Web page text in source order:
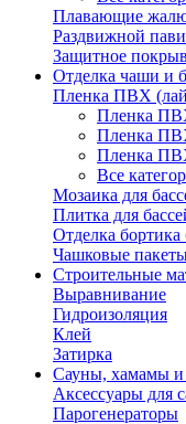
Плавающие
Раздвижной
Защитное
Отделка чаши и
Пленка ПВХ
Пленка
Пленка
Пленка
Все
Мозаика для
Плитка для
Отделка бортика
Чашковые
Строительные
Выравнивание
Гидроизоляция
Клей
Затирка
Сауны, хамамы и
Аксессуары для
Парогенераторы